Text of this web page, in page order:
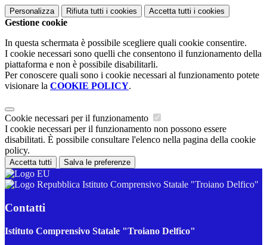
Personalizza Rifiuta tutti i cookies Accetta tutti i cookies
Gestione cookie
In questa schermata è possibile scegliere quali cookie consentire.
I cookie necessari sono quelli che consentono il funzionamento della
piattaforma e non è possibile disabilitarli.
Per conoscere quali sono i cookie necessari al funzionamento potete
visionare la COOKIE POLICY.
Cookie necessari per il funzionamento
I cookie necessari per il funzionamento non possono essere
disabilitati. È possibile consultare l'elenco nella pagina della cookie
policy.
Accetta tutti Salva le preferenze
Istituto Comprensivo Statale "Troiano Delfico"
Contatti
Istituto Comprensivo Statale "Troiano Delfico"